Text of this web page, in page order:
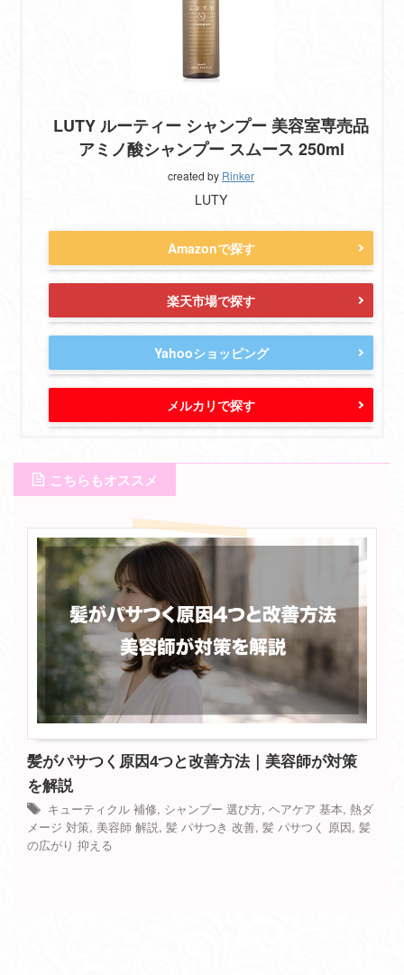
LUTY ルーティー シャンプー 美容室専売品
アミノ酸シャンプー スムース 250ml
created by Rinker
LUTY
Amazonで探す
楽天市場で探す
Yahooショッピング
メルカリで探す
こちらもオススメ
髪がパサつく原因4つと改善方法｜美容師が対策
を解説
キューティクル 補修, シャンプー 選び方, ヘアケア 基本, 熱ダ
メージ 対策, 美容師 解説, 髪 パサつき 改善, 髪 パサつく 原因, 髪
の広がり 抑える